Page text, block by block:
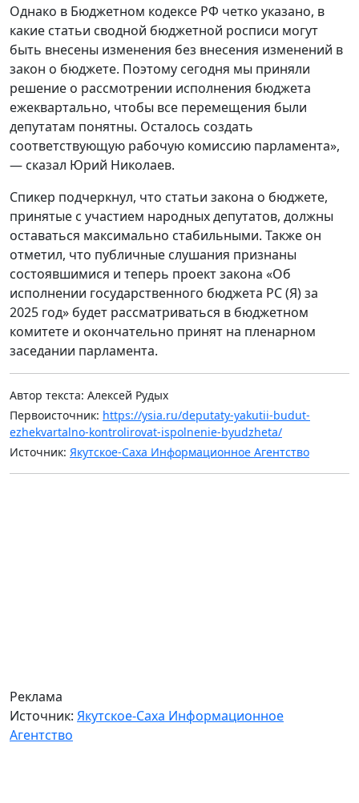
Однако в Бюджетном кодексе РФ четко указано, в
какие статьи сводной бюджетной росписи могут
быть внесены изменения без внесения изменений в
закон о бюджете. Поэтому сегодня мы приняли
решение о рассмотрении исполнения бюджета
ежеквартально, чтобы все перемещения были
депутатам понятны. Осталось создать
соответствующую рабочую комиссию парламента»,
— сказал Юрий Николаев.
Спикер подчеркнул, что статьи закона о бюджете,
принятые с участием народных депутатов, должны
оставаться максимально стабильными. Также он
отметил, что публичные слушания признаны
состоявшимися и теперь проект закона «Об
исполнении государственного бюджета РС (Я) за
2025 год» будет рассматриваться в бюджетном
комитете и окончательно принят на пленарном
заседании парламента.
Автор текста: Алексей Рудых
Первоисточник: https://ysia.ru/deputaty-yakutii-budut-
ezhekvartalno-kontrolirovat-ispolnenie-byudzheta/
Источник: Якутское-Саха Информационное Агентство
Реклама
Источник: Якутское-Саха Информационное
Агентство